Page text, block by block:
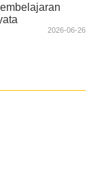
2026-06-26